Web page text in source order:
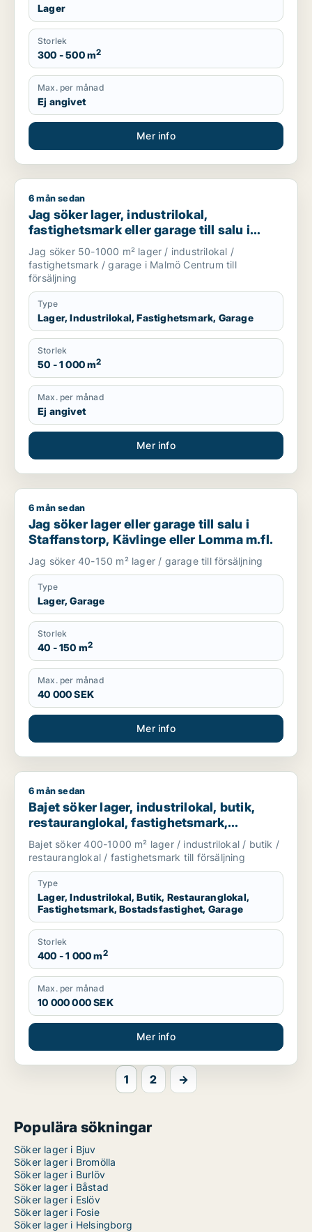
Lager
Storlek
300 - 500 m2
Max. per månad
Ej angivet
Mer info
Jag söker lager, industrilokal, fastighetsmark eller garage
6 mån sedan
Jag söker lager, industrilokal,
fastighetsmark eller garage till salu i
Malmö Centrum
Jag söker 50-1000 m² lager / industrilokal /
fastighetsmark / garage i Malmö Centrum till
försäljning
Type
Lager, Industrilokal, Fastighetsmark, Garage
Storlek
50 - 1 000 m2
Max. per månad
Ej angivet
Mer info
Jag söker lager eller garage till salu i Staffanstorp, Kävlinge
6 mån sedan
Jag söker lager eller garage till salu i
Staffanstorp, Kävlinge eller Lomma m.fl.
Jag söker 40-150 m² lager / garage till försäljning
Type
Lager, Garage
Storlek
40 - 150 m2
Max. per månad
40 000 SEK
Mer info
Bajet söker lager, industrilokal, butik, restauranglokal,
6 mån sedan
Bajet söker lager, industrilokal, butik,
restauranglokal, fastighetsmark,
bostadsfastighet eller garage till salu i
Lomma, Lund eller Malmö Centrum m.fl.
Bajet söker 400-1000 m² lager / industrilokal / butik /
restauranglokal / fastighetsmark till försäljning
Type
Lager, Industrilokal, Butik, Restauranglokal,
Fastighetsmark, Bostadsfastighet, Garage
Storlek
400 - 1 000 m2
Max. per månad
10 000 000 SEK
Mer info
1 2 →
Populära sökningar
Söker lager i Bjuv
Söker lager i Bromölla
Söker lager i Burlöv
Söker lager i Båstad
Söker lager i Eslöv
Söker lager i Fosie
Söker lager i Helsingborg